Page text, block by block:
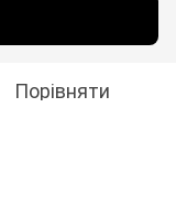
Порівняти